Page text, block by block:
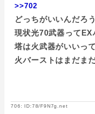
>>702
どっちがいいんだろう
現状光70武器ってEX
塔は火武器がいいっ
火バーストはまだま
706: ID:78/F9N7g.net